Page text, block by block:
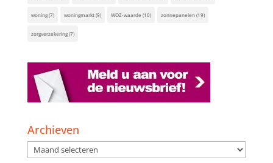
woning(7) woningmarkt(9) WOZ-waarde (10) zonnepanelen(19)
zorgverzekering(7)
Archieven
Archieven